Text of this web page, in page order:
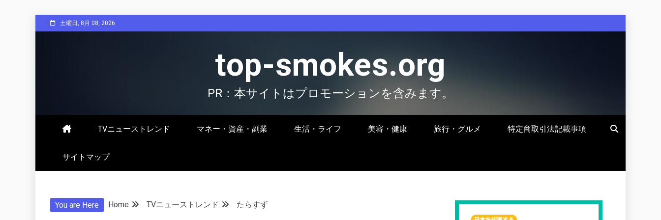
to
土曜日, 8月 08, 2026
top-smokes.org
PR：本サイトはプロモーションを含みます。
TVニューストレンド マネー・資産・副業 生活・ライフ 美容・健康 旅行・グルメ 特定商取引法記載事項
サイトマップ
You are Here Home TVニューストレンド たらすず